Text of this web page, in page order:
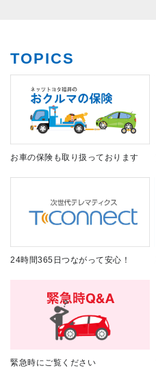
TOPICS
お車の保険も取り扱っております
24時間365日つながって安心！
緊急時にご覧ください